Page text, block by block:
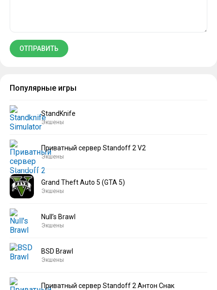
Популярные игры
StandKnife
Экшены
Приватный сервер Standoff 2 V2
Экшены
Grand Theft Auto 5 (GTA 5)
Экшены
Null’s Brawl
Экшены
BSD Brawl
Экшены
Приватный сервер Standoff 2 Антон Снак